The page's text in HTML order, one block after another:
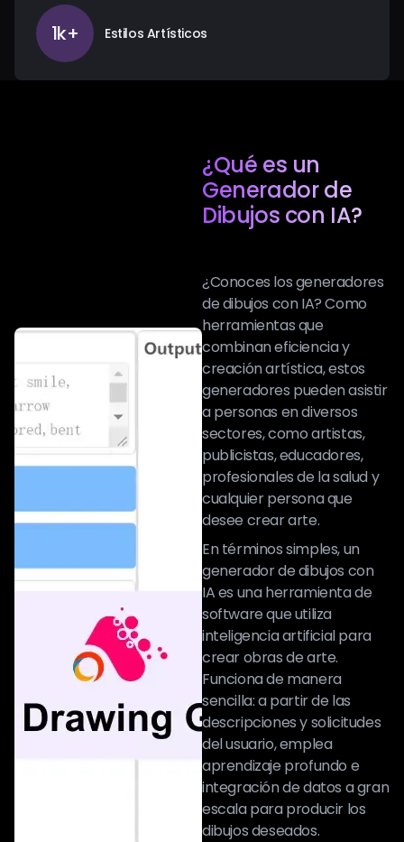
1k+ Estilos Artísticos
¿Qué es un
Generador de
Dibujos con IA?
¿Conoces los generadores
de dibujos con IA? Como
herramientas que
combinan eficiencia y
creación artística, estos
generadores pueden asistir
a personas en diversos
sectores, como artistas,
publicistas, educadores,
profesionales de la salud y
cualquier persona que
desee crear arte.
En términos simples, un
generador de dibujos con
IA es una herramienta de
software que utiliza
inteligencia artificial para
crear obras de arte.
Funciona de manera
sencilla: a partir de las
descripciones y solicitudes
del usuario, emplea
aprendizaje profundo e
integración de datos a gran
escala para producir los
dibujos deseados.